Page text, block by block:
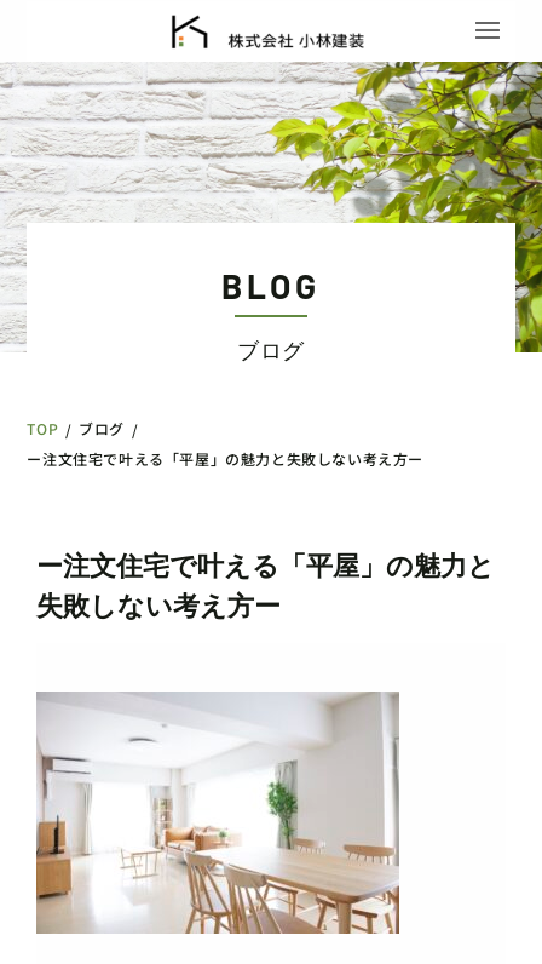
BLOG
ブログ
TOP / ブログ /
ー注文住宅で叶える「平屋」の魅力と失敗しない考え方ー
ー注文住宅で叶える「平屋」の魅力と
失敗しない考え方ー